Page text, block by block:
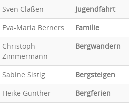
Sven Claßen
Jugendfahrt
Eva-Maria Berners
Familie
Christoph
Zimmermann
Bergwandern
Sabine Sistig
Bergsteigen
Heike Günther
Bergferien